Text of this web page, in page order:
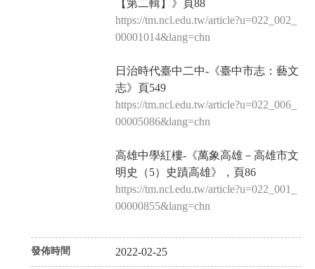
【第二輯】》頁88
https://tm.ncl.edu.tw/article?u=022_002_
00001014&lang=chn
日治時代臺中二中-《臺中市志：藝文
志》頁549
https://tm.ncl.edu.tw/article?u=022_006_
00005086&lang=chn
高雄中學紅樓-《萬象高雄－高雄市文
明史（5）史蹟高雄》，頁86
https://tm.ncl.edu.tw/article?u=022_001_
00000855&lang=chn
發佈時間 2022-02-25